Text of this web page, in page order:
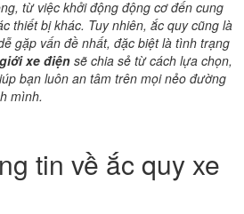
từ việc khởi động động cơ đến cung
thiết bị khác. Tuy nhiên, ắc quy cũng là
gặp vấn đề nhất, đặc biệt là tình trạng
xe điện sẽ chia sẻ từ cách lựa chọn,
bạn luôn an tâm trên mọi nẻo đường
mình.
tin về ắc quy xe